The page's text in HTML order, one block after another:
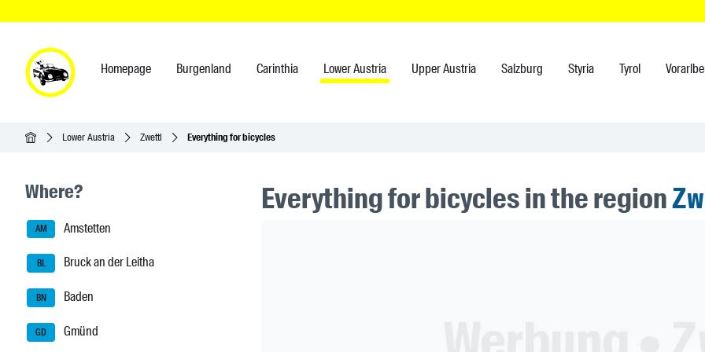
Homepage Burgenland Carinthia Lower Austria Upper Austria Salzburg Styria Tyrol
HomepageLower Austria Zwettl Everything for bicycles
Seitenleisten-Navigation
Where?
AM Amstetten
BL Bruck an der Leitha
BN Baden
GD Gmünd
Everything for bicycles in the region